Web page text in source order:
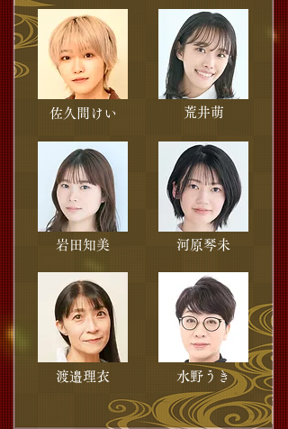
佐久間けい
岩田知美
渡邉理衣
荒井萌
河原琴未
水野うき